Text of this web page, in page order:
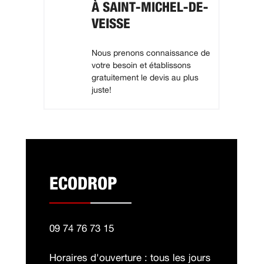
À SAINT-MICHEL-DE-
VEISSE
Nous prenons connaissance de
votre besoin et établissons
gratuitement le devis au plus
juste!
ECODROP
09 74 76 73 15
Horaires d'ouverture : tous les jours